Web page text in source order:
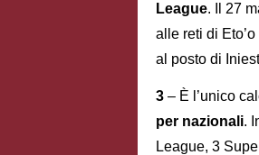
League. Il 27
alle reti di
al posto di
3 – È l’unico
per nazionali.
League, 3